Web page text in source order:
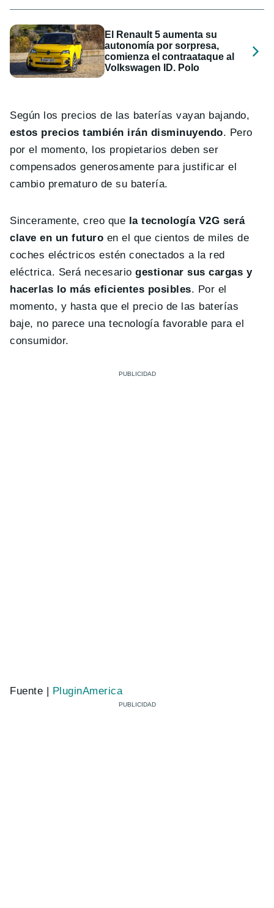
El Renault 5 aumenta su
autonomía por sorpresa,
comienza el contraataque al
Volkswagen ID. Polo
Según los precios de las baterías vayan bajando,
estos precios también irán disminuyendo. Pero
por el momento, los propietarios deben ser
compensados generosamente para justificar el
cambio prematuro de su batería.
Sinceramente, creo que la tecnología V2G será
clave en un futuro en el que cientos de miles de
coches eléctricos estén conectados a la red
eléctrica. Será necesariogestionar sus cargas y
hacerlas lo más eficientes posibles. Por el
momento, y hasta que el precio de las baterías
baje, no parece una tecnología favorable para el
consumidor.
Fuente | PluginAmerica